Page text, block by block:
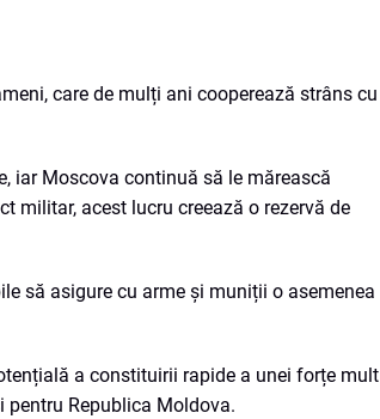
care de mulți ani cooperează strâns cu
iar Moscova continuă să le mărească
militar, acest lucru creează o rezervă de
să asigure cu arme și muniții o asemenea
a constituirii rapide a unei forțe mult
pentru Republica Moldova.